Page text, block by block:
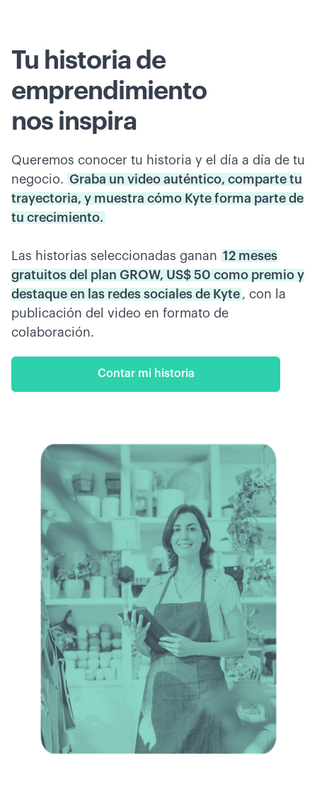
Tu historia de
emprendimiento
nos inspira
Queremos conocer tu historia y el día a día de tu
negocio. Graba un video auténtico, comparte tu
trayectoria, y muestra cómo Kyte forma parte de
tu crecimiento.
Las historias seleccionadas ganan 12 meses
gratuitos del plan GROW, US$ 50 como premio y
destaque en las redes sociales de Kyte , con la
publicación del video en formato de
colaboración.
Contar mi historia